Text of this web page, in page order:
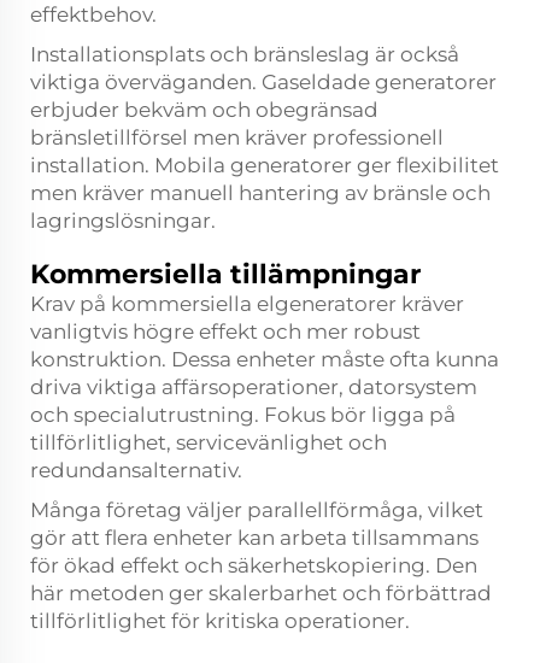
effektbehov.
Installationsplats och bränsleslag är också
viktiga överväganden. Gaseldade generatorer
erbjuder bekväm och obegränsad
bränsletillförsel men kräver professionell
installation. Mobila generatorer ger flexibilitet
men kräver manuell hantering av bränsle och
lagringslösningar.
Kommersiella tillämpningar
Krav på kommersiella elgeneratorer kräver
vanligtvis högre effekt och mer robust
konstruktion. Dessa enheter måste ofta kunna
driva viktiga affärsoperationer, datorsystem
och specialutrustning. Fokus bör ligga på
tillförlitlighet, servicevänlighet och
redundansalternativ.
Många företag väljer parallellförmåga, vilket
gör att flera enheter kan arbeta tillsammans
för ökad effekt och säkerhetskopiering. Den
här metoden ger skalerbarhet och förbättrad
tillförlitlighet för kritiska operationer.